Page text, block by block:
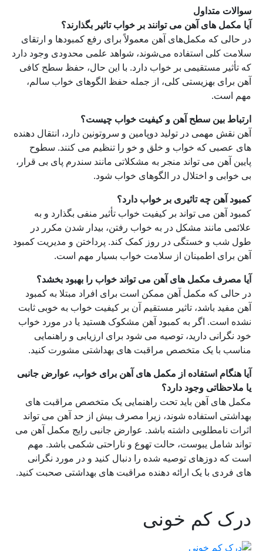
سوالات متداول
آیا مکمل های آهن می توانند بر خواب تاثیر بگذارند؟
در حالی که مکمل‌های آهن معمولاً برای رفع کمبودها و ارتقای
سلامت کلی استفاده می‌شوند، شواهد علمی محدودی وجود دارد
که تأثیر مستقیمی بر خواب دارد. با این حال، حفظ سطح کافی
آهن برای بهزیستی کلی، از جمله حفظ الگوهای خواب سالم،
مهم است.
ارتباط بین سطح آهن و کیفیت خواب چیست؟
آهن نقش مهمی در تولید دوپامین و سروتونین دارد، انتقال دهنده
های عصبی که خواب و خلق و خو را تنظیم می کنند. سطوح
پایین آهن می تواند منجر به مشکلاتی مانند سندرم پای بی قرار،
بی خوابی و اختلال در الگوهای خواب شود.
کمبود آهن چه تاثیری بر خواب دارد؟
کمبود آهن می تواند بر کیفیت خواب تأثیر منفی بگذارد و به
علائمی مانند مشکل در به خواب رفتن، بیدار شدن مکرر در
طول شب و خستگی در روز کمک کند. پرداختن و مدیریت کمبود
آهن برای اطمینان از سلامت خواب بسیار مهم است.
آیا مصرف مکمل های آهن می تواند خواب را بهبود بخشد؟
در حالی که مکمل آهن ممکن است برای افراد مبتلا به کمبود
آهن مفید باشد، تاثیر مستقیم آن بر کیفیت خواب به خوبی ثابت
نشده است. اگر به کمبود آهن مشکوک هستید یا در مورد خواب
خود نگرانی دارید، توصیه می شود برای ارزیابی و راهنمایی
مناسب با یک متخصص مراقبت های بهداشتی مشورت کنید.
آیا هنگام استفاده از مکمل های آهن برای خواب، عوارض جانبی
یا ملاحظاتی وجود دارد؟
مکمل های آهن باید تحت راهنمایی یک متخصص مراقبت های
بهداشتی استفاده شوند، زیرا مصرف بیش از حد آهن می تواند
اثرات نامطلوبی داشته باشد. عوارض جانبی رایج مکمل آهن می
تواند شامل یبوست، حالت تهوع و ناراحتی شکمی باشد. مهم
است که دوزهای توصیه شده را دنبال کنید و در مورد نگرانی
های فردی با یک ارائه دهنده مراقبت های بهداشتی صحبت کنید.
درک کم خونی